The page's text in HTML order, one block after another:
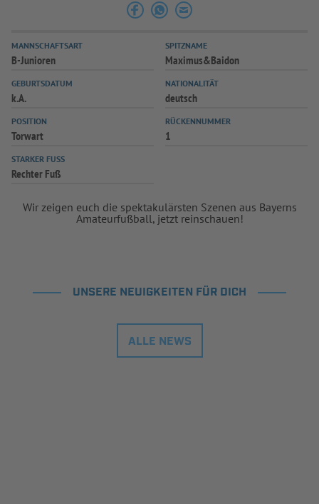
SPIELPLUS
MANNSCHAFTSART
B-Junioren
SPITZNAME
Maximus&Baidon
GEBURTSDATUM
k.A.
NATIONALITÄT
deutsch
POSITION
Torwart
RÜCKENNUMMER
1
STARKER FUSS
Rechter Fuß
Wir zeigen euch die spektakulärsten Szenen aus Bayerns
Amateurfußball, jetzt reinschauen!
UNSERE NEUIGKEITEN FÜR DICH
ALLE NEWS